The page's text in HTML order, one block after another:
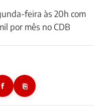
feira às 20h com
por mês no CDB
f ⎘